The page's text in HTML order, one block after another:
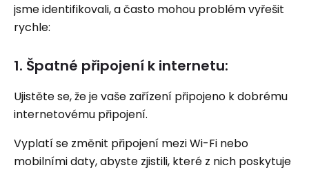
jsme identifikovali, a často mohou problém vyřešit
rychle:
1. Špatné připojení k internetu:
Ujistěte se, že je vaše zařízení připojeno k dobrému
internetovému připojení.
Vyplatí se změnit připojení mezi Wi-Fi nebo
mobilními daty, abyste zjistili, které z nich poskytuje